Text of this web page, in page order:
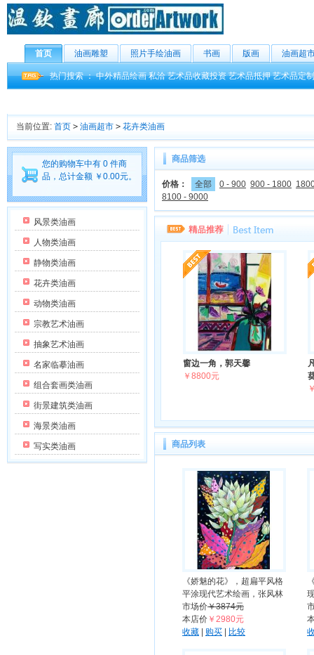
首页 油画雕塑 照片手绘油画 书画 版画 油画超
热门搜索 ：中外精品绘画 私洽 艺术品收藏投资 艺术品抵押 艺术品定制
当前位置: 首页 > 油画超市 > 花卉类油画
您的购物车中有 0 件商
品，总计金额 ￥0.00元。
风景类油画
人物类油画
静物类油画
花卉类油画
动物类油画
宗教艺术油画
抽象艺术油画
名家临摹油画
组合套画类油画
街景建筑类油画
海景类油画
写实类油画
商品筛选
价格： 全部 0 - 900 900 - 1800
8100 - 9000
窗边一角，郭天馨
￥8800元
商品列表
《娇魅的花》，超扁平风格
平涂现代艺术绘画，张风林
市场价￥3874元
本店价 ￥2980元
收藏
购买 比较